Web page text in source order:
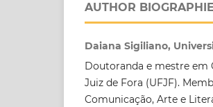
AUTHOR
Daiana Sigiliano,
Doutoranda e mestre em
Juiz de Fora (UFJF).
Comunicação, Arte e